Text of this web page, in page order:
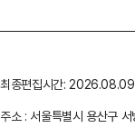
최종편집시간:
주소 : 서울특별시 용산구